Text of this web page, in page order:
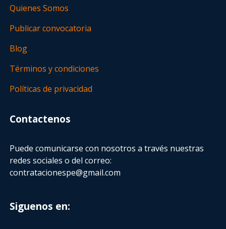
Quienes Somos
Publicar convocatoria
Blog
Términos y condiciones
Políticas de privacidad
Contactenos
Puede comunicarse con nosotros a través nuestras
redes sociales o del correo:
contratacionespe@gmail.com
Siguenos en: